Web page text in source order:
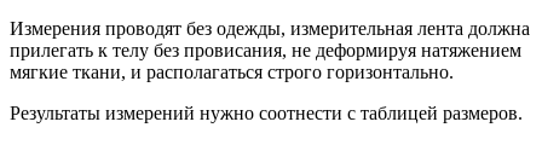
Измерения проводят без одежды, измерительная лента должна
прилегать к телу без провисания, не деформируя натяжением
мягкие ткани, и располагаться строго горизонтально.
Результаты измерений нужно соотнести с таблицей размеров.